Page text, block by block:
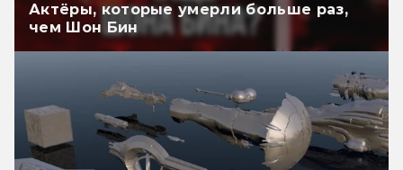
Актёры, которые умерли больше раз,
чем Шон Бин